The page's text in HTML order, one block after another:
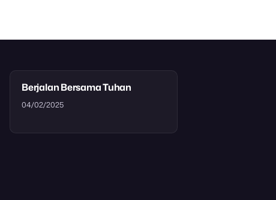
Berjalan Bersama Tuhan
04/02/2025